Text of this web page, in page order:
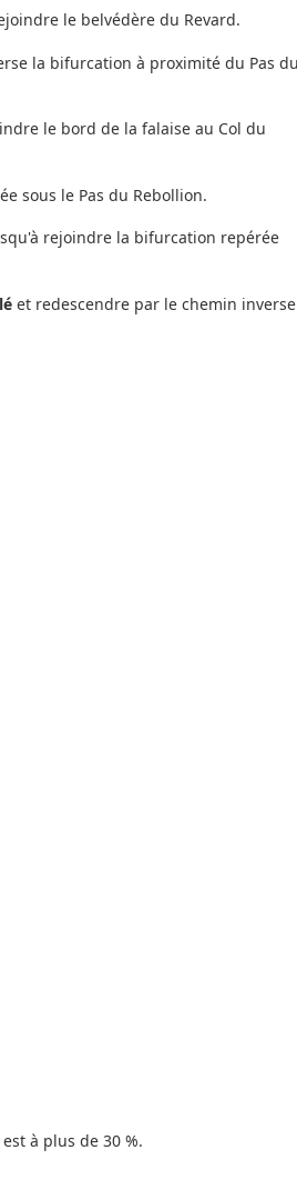
le belvédère du Revard.
la bifurcation à proximité du Pas du
le bord de la falaise au Col du
sous le Pas du Rebollion.
rejoindre la bifurcation repérée
et redescendre par le chemin inverse
à plus de 30 %.